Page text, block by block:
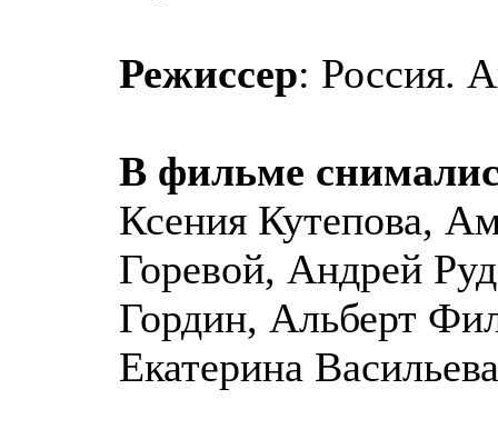
Режиссер: Россия.
В фильме
Ксения Кутепова,
Горевой, Андрей
Гордин, Альберт
Екатерина